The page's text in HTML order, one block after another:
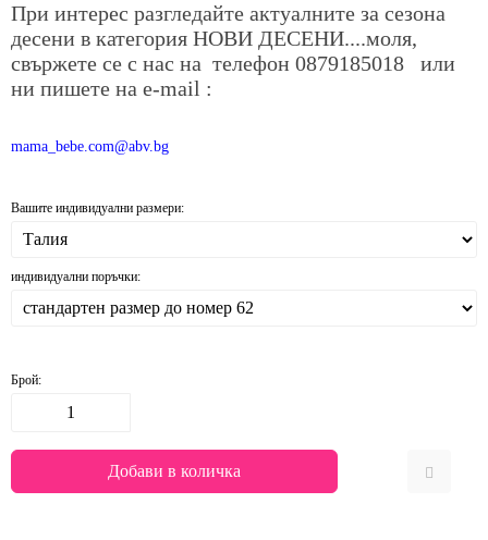
При интерес разгледайте актуалните за сезона
десени в категория НОВИ ДЕСЕНИ....моля,
свържете се с нас на телефон 0879185018
или
ни пишете на е-mail :
mama_bebe.com@abv.bg
Вашите индивидуални размери:
индивидуални поръчки:
Брой: